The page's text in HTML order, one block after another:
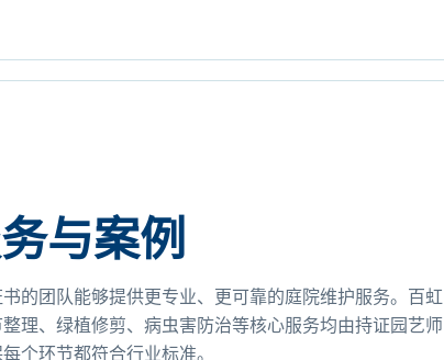
与案例
的团队能够提供更专业、更可靠的庭院维护服务。百虹
理、绿植修剪、病虫害防治等核心服务均由持证园艺师
个环节都符合行业标准。